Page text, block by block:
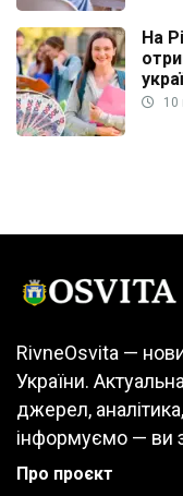
На
10
RivneOsvita —
України.
джерел,
інформуємо — ви
Про проєкт